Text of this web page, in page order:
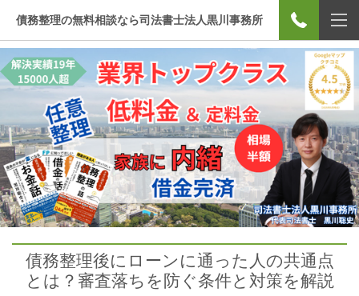
債務整理の無料相談なら司法書士法人黒川事務所
債務整理後にローンに通った人の共通点
とは？審査落ちを防ぐ条件と対策を解説